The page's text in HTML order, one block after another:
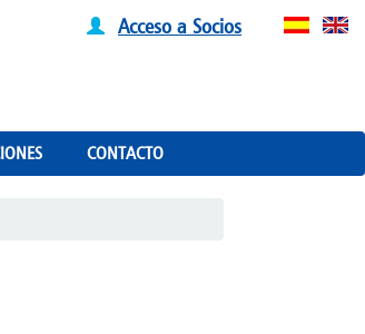
Acceso a Socios
CONTACTO